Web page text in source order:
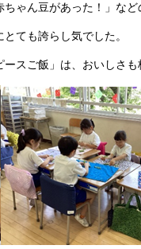
ゃん豆があった！」など
ても誇らし気でした。
スご飯」は、おいしさ